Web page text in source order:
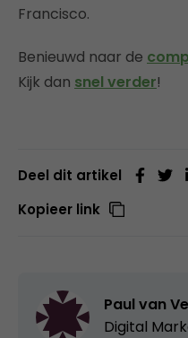
Francisco.
Benieuwd naar de
Kijk dan snel verder!
Deel dit artikel
Kopieer link
Paul van
Digital